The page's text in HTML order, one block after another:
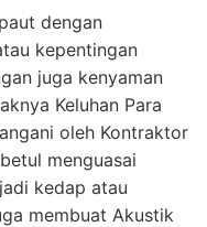
dengan
kepentingan
juga kenyaman
Keluhan Para
oleh Kontraktor
menguasai
kedap atau
membuat Akustik